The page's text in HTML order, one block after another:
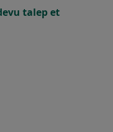
talep et